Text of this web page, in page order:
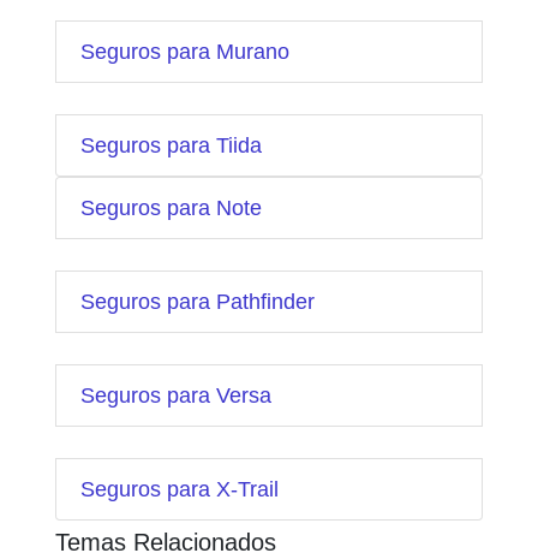
Seguros para Murano
Seguros para Tiida
Seguros para Note
Seguros para Pathfinder
Seguros para Versa
Seguros para X-Trail
Temas Relacionados